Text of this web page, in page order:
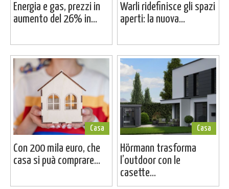
Energia e gas, prezzi in
aumento del 26% in...
Warli ridefinisce gli spazi
aperti: la nuova...
Casa
Con 200 mila euro, che
casa si puà comprare...
Casa
Hörmann trasforma
l’outdoor con le
casette...